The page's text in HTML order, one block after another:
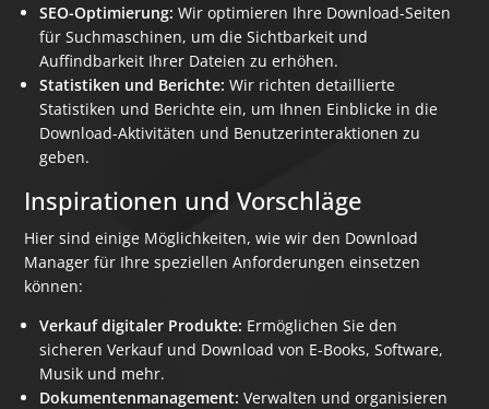
SEO-Optimierung: Wir optimieren Ihre Download-Seiten
für Suchmaschinen, um die Sichtbarkeit und
Auffindbarkeit Ihrer Dateien zu erhöhen.
Statistiken und Berichte: Wir richten detaillierte
Statistiken und Berichte ein, um Ihnen Einblicke in die
Download-Aktivitäten und Benutzerinteraktionen zu
geben.
Inspirationen und Vorschläge
Hier sind einige Möglichkeiten, wie wir den Download
Manager für Ihre speziellen Anforderungen einsetzen
können:
Verkauf digitaler Produkte: Ermöglichen Sie den
sicheren Verkauf und Download von E-Books, Software,
Musik und mehr.
Dokumentenmanagement: Verwalten und organisieren